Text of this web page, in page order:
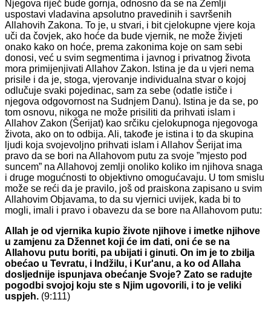
Njegova riječ bude gornja, odnosno da se na Zemlji
uspostavi vladavina apsolutno pravedinih i savršenih
Allahovih Zakona. To je, u stvari, i bit cjelokupne vjere koja
uči da čovjek, ako hoće da bude vjernik, ne može živjeti
onako kako on hoće, prema zakonima koje on sam sebi
donosi, već u svim segmentima i javnog i privatnog života
mora primijenjivati Allahov Zakon. Istina je da u vjeri nema
prisile i da je, stoga, vjerovanje individualna stvar o kojoj
odlučuje svaki pojedinac, sam za sebe (odatle ističe i
njegova odgovornost na Sudnjem Danu). Istina je da se, po
tom osnovu, nikoga ne može prisiliti da prihvati islam i
Allahov Zakon (Šerijat) kao srčiku cjelokupnoga njegovoga
života, ako on to odbija. Ali, takođe je istina i to da skupina
ljudi koja svojevoljno prihvati islam i Allahov Šerijat ima
pravo da se bori na Allahovom putu za svoje ”mjesto pod
suncem” na Allahovoj zemlji onoliko koliko im njihova snaga
i druge mogućnosti to objektivno omogućavaju. U tom smislu
može se reći da je pravilo, još od praiskona zapisano u svim
Allahovim Objavama, to da su vjernici uvijek, kada bi to
mogli, imali i pravo i obavezu da se bore na Allahovom putu:
Allah je od vjernika kupio živote njihove i imetke njihove
u zamjenu za Džennet koji će im dati, oni će se na
Allahovu putu boriti, pa ubijati i ginuti. On im je to zbilja
obećao u Tevratu, i Indžilu, i Kur'anu, a ko od Allaha
dosljednije ispunjava obećanje Svoje? Zato se radujte
pogodbi svojoj koju ste s Njim ugovorili, i to je veliki
uspjeh. (9:111)